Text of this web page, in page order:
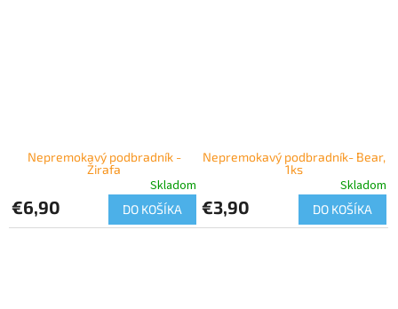
Nepremokavý podbradník -
Žirafa
Skladom
€6,90 DO KOŠÍKA
Nepremokavý podbradník- Bear,
1ks
Skladom
€3,90 DO KOŠÍKA